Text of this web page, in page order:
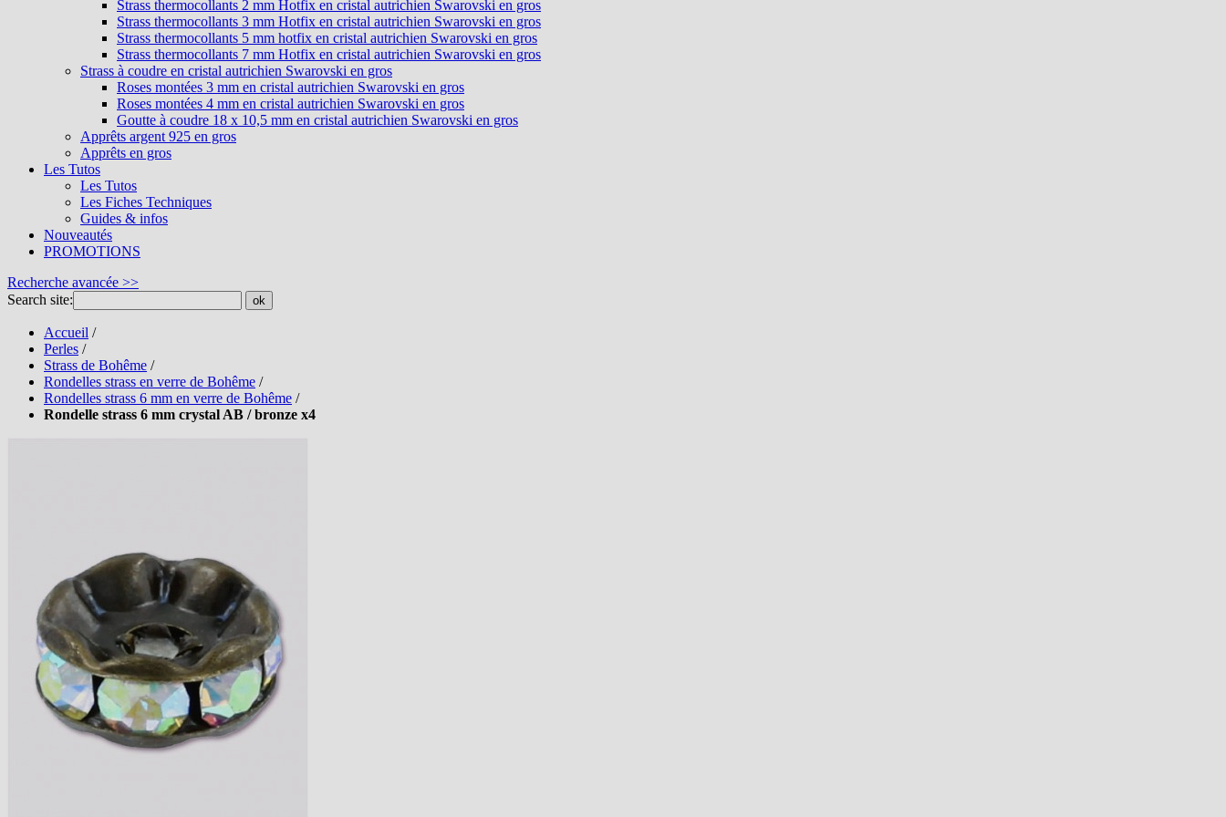
Strass thermocollants 2 mm Hotfix en cristal autrichien Swarovski en gros
Strass thermocollants 3 mm Hotfix en cristal autrichien Swarovski en gros
Strass thermocollants 5 mm hotfix en cristal autrichien Swarovski en gros
Strass thermocollants 7 mm Hotfix en cristal autrichien Swarovski en gros
Strass à coudre en cristal autrichien Swarovski en gros
Roses montées 3 mm en cristal autrichien Swarovski en gros
Roses montées 4 mm en cristal autrichien Swarovski en gros
Goutte à coudre 18 x 10,5 mm en cristal autrichien Swarovski en gros
Apprêts argent 925 en gros
Apprêts en gros
Les Tutos
Les Tutos
Les Fiches Techniques
Guides & infos
Nouveautés
PROMOTIONS
Recherche avancée >>
Search site:
ok
Accueil /
Perles /
Strass de Bohême /
Rondelles strass en verre de Bohême /
Rondelles strass 6 mm en verre de Bohême /
Rondelle strass 6 mm crystal AB / bronze x4